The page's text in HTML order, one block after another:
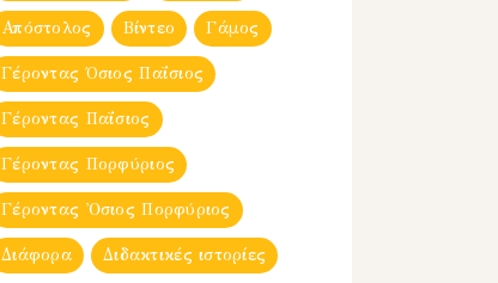
Απόστολος Βίντεο Γάμος
Γέροντας Όσιος Παΐσιος
Γέροντας Παΐσιος
Γέροντας Πορφύριος
Γέροντας Ὀσιος Πορφύριος
Διάφορα Διδακτικές ιστορίες